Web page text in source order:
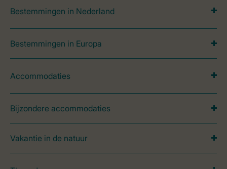
Bestemmingen in Nederland
Bestemmingen in Europa
Accommodaties
Bijzondere accommodaties
Vakantie in de natuur